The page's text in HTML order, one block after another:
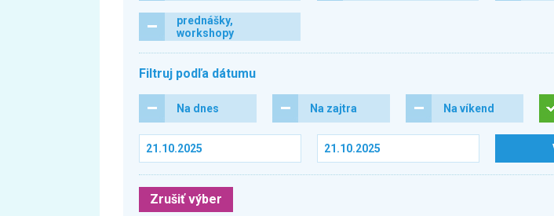
prednášky,
workshopy
Filtruj podľa dátumu
Na dnes Na zajtra Na víkend
Zrušiť výber